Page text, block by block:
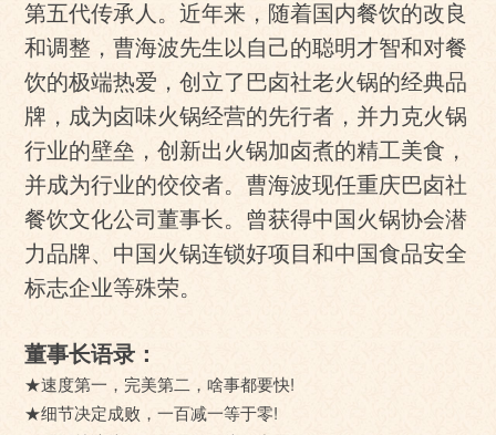
第五代传承人。近年来，随着国内餐饮的改良
和调整，曹海波先生以自己的聪明才智和对餐
饮的极端热爱，创立了巴卤社老火锅的经典品
牌，成为卤味火锅经营的先行者，并力克火锅
行业的壁垒，创新出火锅加卤煮的精工美食，
并成为行业的佼佼者。曹海波现任重庆巴卤社
餐饮文化公司董事长。曾获得中国火锅协会潜
力品牌、中国火锅连锁好项目和中国食品安全
标志企业等殊荣。
董事长语录：
★速度第一，完美第二，啥事都要快!
★细节决定成败，一百减一等于零!